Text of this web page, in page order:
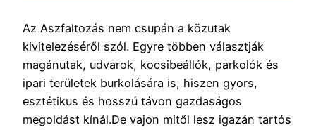
Az Aszfaltozás nem csupán a közutak
kivitelezéséről szól. Egyre többen választják
magánutak, udvarok, kocsibeállók, parkolók és
ipari területek burkolására is, hiszen gyors,
esztétikus és hosszú távon gazdaságos
megoldást kínál.De vajon mitől lesz igazán tartós